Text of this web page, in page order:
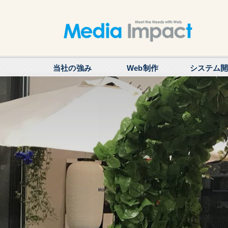
当社の強み Web制作 システム